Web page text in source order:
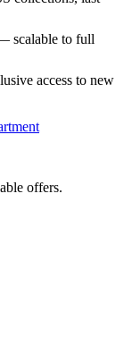
scalable to full
access to new
offers.